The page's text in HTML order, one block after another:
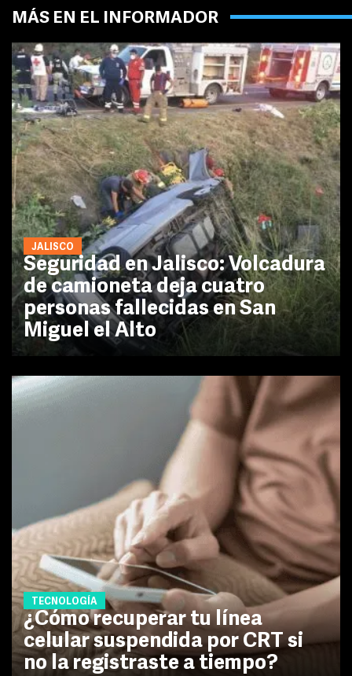
MÁS EN EL INFORMADOR
JALISCO
Seguridad en Jalisco: Volcadura
de camioneta deja cuatro
personas fallecidas en San
Miguel el Alto
TECNOLOGÍA
¿Cómo recuperar tu línea
celular suspendida por CRT si
no la registraste a tiempo?